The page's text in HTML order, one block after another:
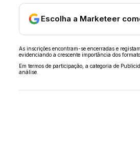
Escolha a Marketeer
As inscrições encontram-se encerradas e
evidenciando a crescente importância dos
Em termos de participação, a categoria de
análise.